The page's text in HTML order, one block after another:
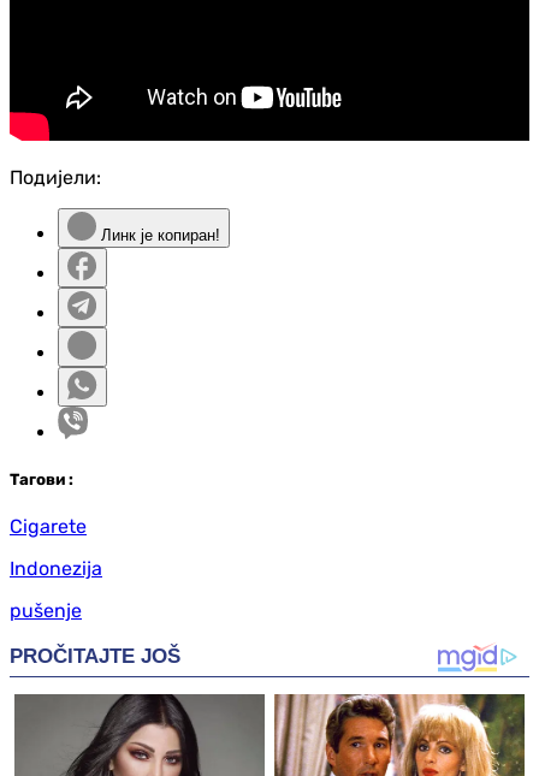
Подијели:
Линк је копиран!
Тагови :
Cigarete
Indonezija
pušenje